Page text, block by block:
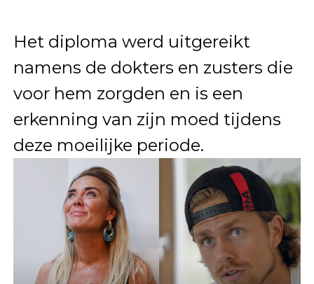
Het diploma werd uitgereikt
namens de dokters en zusters die
voor hem zorgden en is een
erkenning van zijn moed tijdens
deze moeilijke periode.